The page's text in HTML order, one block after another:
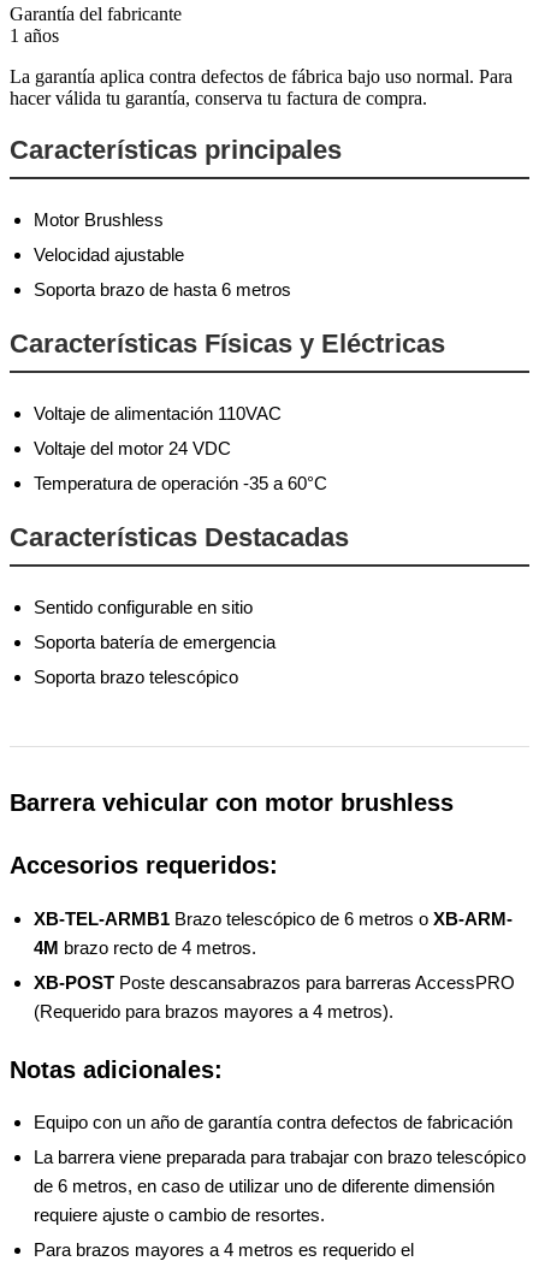
Garantía del fabricante
1 años
La garantía aplica contra defectos de fábrica bajo uso normal. Para
hacer válida tu garantía, conserva tu factura de compra.
Características principales
Motor Brushless
Velocidad ajustable
Soporta brazo de hasta 6 metros
Características Físicas y Eléctricas
Voltaje de alimentación 110VAC
Voltaje del motor 24 VDC
Temperatura de operación -35 a 60°C
Características Destacadas
Sentido configurable en sitio
Soporta batería de emergencia
Soporta brazo telescópico
Barrera vehicular con motor brushless
Accesorios requeridos:
XB-TEL-ARMB1 Brazo telescópico de 6 metros o XB-ARM-
4M brazo recto de 4 metros.
XB-POST Poste descansabrazos para barreras AccessPRO
(Requerido para brazos mayores a 4 metros).
Notas adicionales:
Equipo con un año de garantía contra defectos de fabricación
La barrera viene preparada para trabajar con brazo telescópico
de 6 metros, en caso de utilizar uno de diferente dimensión
requiere ajuste o cambio de resortes.
Para brazos mayores a 4 metros es requerido el